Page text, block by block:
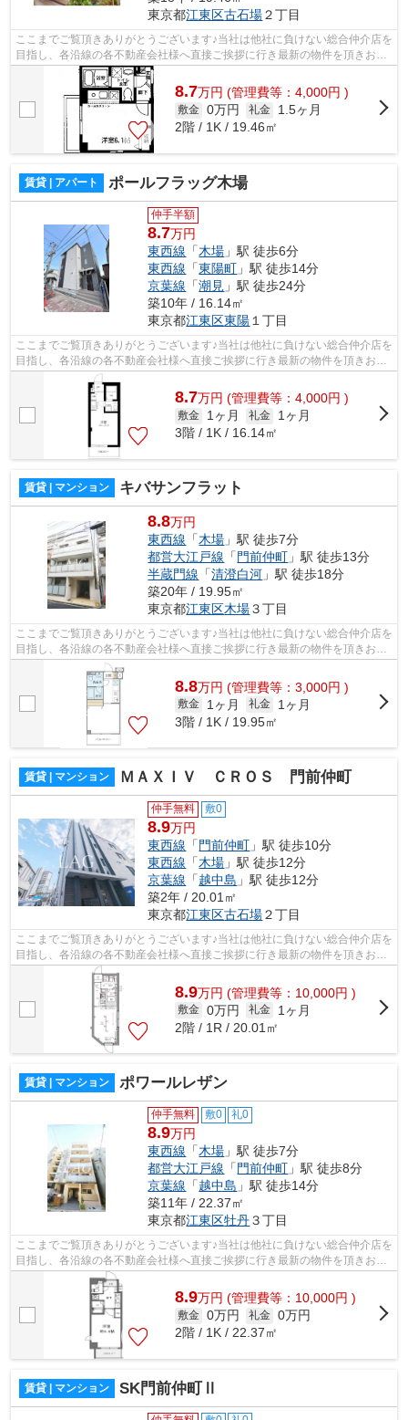
東京都江東区古石場２丁目
ここまでご覧頂きありがとうございます♪当社は他社に負けない総合仲介店を
目指し、各沿線の各不動産会社様へ直接ご挨拶に行き最新の物件を頂きお客
様へ提供しております！最新の情報は...
8.7万円 (管理費等：4,000円 )
敷金 0万円 礼金
1.5ヶ月
2階 / 1K / 19.46㎡
賃貸 | アパート ポールフラッグ木場
仲手半額
8.7万円
東西線 「木場 」駅 徒歩6分
東西線 「東陽町 」駅 徒歩14分
京葉線 「潮見 」駅 徒歩24分
築10年 / 16.14㎡
東京都江東区東陽 １丁目
ここまでご覧頂きありがとうございます♪当社は他社に負けない総合仲介店を
目指し、各沿線の各不動産会社様へ直接ご挨拶に行き最新の物件を頂きお客
様へ提供しております！最新の情報は...
8.7万円 (管理費等：4,000円 )
敷金 1ヶ月 礼金
1ヶ月
3階 / 1K / 16.14㎡
賃貸 | マンション キバサンフラット
8.8万円
東西線 「木場 」駅 徒歩7分
都営大江戸線 「 門前仲町 」駅 徒歩13分
半蔵門線 「清澄白河 」駅 徒歩18分
築20年 / 19.95㎡
東京都江東区木場３丁目
ここまでご覧頂きありがとうございます♪当社は他社に負けない総合仲介店を
目指し、各沿線の各不動産会社様へ直接ご挨拶に行き最新の物件を頂きお客
様へ提供しております！最新の情報は...
8.8万円 (管理費等：3,000円 )
敷金 1ヶ月 礼金
1ヶ月
3階 / 1K / 19.95㎡
賃貸 | マンション ＭＡＸＩＶ ＣＲＯＳ 門前仲町
仲手無料 敷0
8.9万円
東西線 「 門前仲町 」駅 徒歩10分
東西線 「木場 」駅 徒歩12分
京葉線 「越中島 」駅 徒歩12分
築2年 / 20.01㎡
東京都江東区古石場２丁目
ここまでご覧頂きありがとうございます♪当社は他社に負けない総合仲介店を
目指し、各沿線の各不動産会社様へ直接ご挨拶に行き最新の物件を頂きお客
様へ提供しております！最新の情報は...
8.9万円 (管理費等：10,000円 )
敷金 0万円 礼金
1ヶ月
2階 / 1R / 20.01㎡
賃貸 | マンション ポワールレザン
仲手無料 敷0 礼0
8.9万円
東西線 「木場 」駅 徒歩7分
都営大江戸線 「 門前仲町 」駅 徒歩8分
京葉線 「越中島 」駅 徒歩14分
築11年 / 22.37㎡
東京都江東区牡丹３丁目
ここまでご覧頂きありがとうございます♪当社は他社に負けない総合仲介店を
目指し、各沿線の各不動産会社様へ直接ご挨拶に行き最新の物件を頂きお客
様へ提供しております！最新の情報は...
8.9万円 (管理費等：10,000円 )
敷金 0万円 礼金 0万円
2階 / 1K / 22.37㎡
賃貸 | マンション SK門前仲町Ⅱ